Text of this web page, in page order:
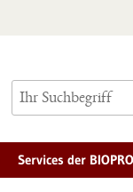
Services der BIOPRO